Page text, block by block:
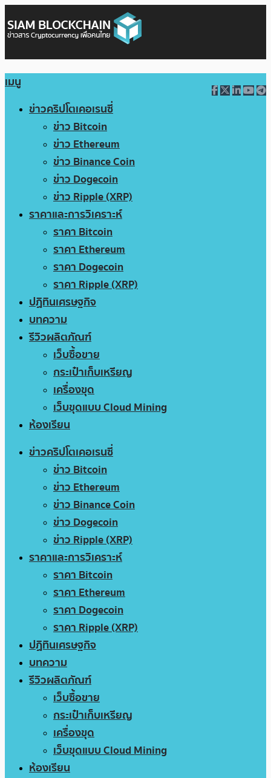
เมนู
ข่าวคริปโตเคอเรนซี่
ข่าว Bitcoin
ข่าว Ethereum
ข่าว Binance Coin
ข่าว Dogecoin
ข่าว Ripple (XRP)
ราคาและการวิเคราะห์
ราคา Bitcoin
ราคา Ethereum
ราคา Dogecoin
ราคา Ripple (XRP)
ปฏิทินเศรษฐกิจ
บทความ
รีวิวผลิตภัณฑ์
เว็บซื้อขาย
กระเป๋าเก็บเหรียญ
เครื่องขุด
เว็บขุดแบบ Cloud Mining
ห้องเรียน
ข่าวคริปโตเคอเรนซี่
ข่าว Bitcoin
ข่าว Ethereum
ข่าว Binance Coin
ข่าว Dogecoin
ข่าว Ripple (XRP)
ราคาและการวิเคราะห์
ราคา Bitcoin
ราคา Ethereum
ราคา Dogecoin
ราคา Ripple (XRP)
ปฏิทินเศรษฐกิจ
บทความ
รีวิวผลิตภัณฑ์
เว็บซื้อขาย
กระเป๋าเก็บเหรียญ
เครื่องขุด
เว็บขุดแบบ Cloud Mining
ห้องเรียน